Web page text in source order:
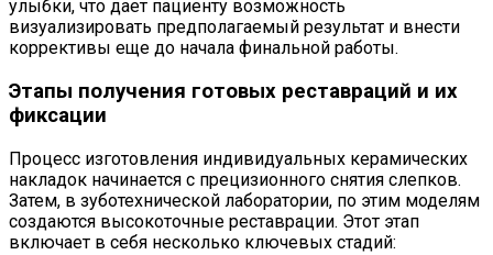
улыбки, что дает пациенту возможность
визуализировать предполагаемый результат и внести
коррективы еще до начала финальной работы.
Этапы получения готовых реставраций и их
фиксации
Процесс изготовления индивидуальных керамических
накладок начинается с прецизионного снятия слепков.
Затем, в зуботехнической лаборатории, по этим моделям
создаются высокоточные реставрации. Этот этап
включает в себя несколько ключевых стадий: